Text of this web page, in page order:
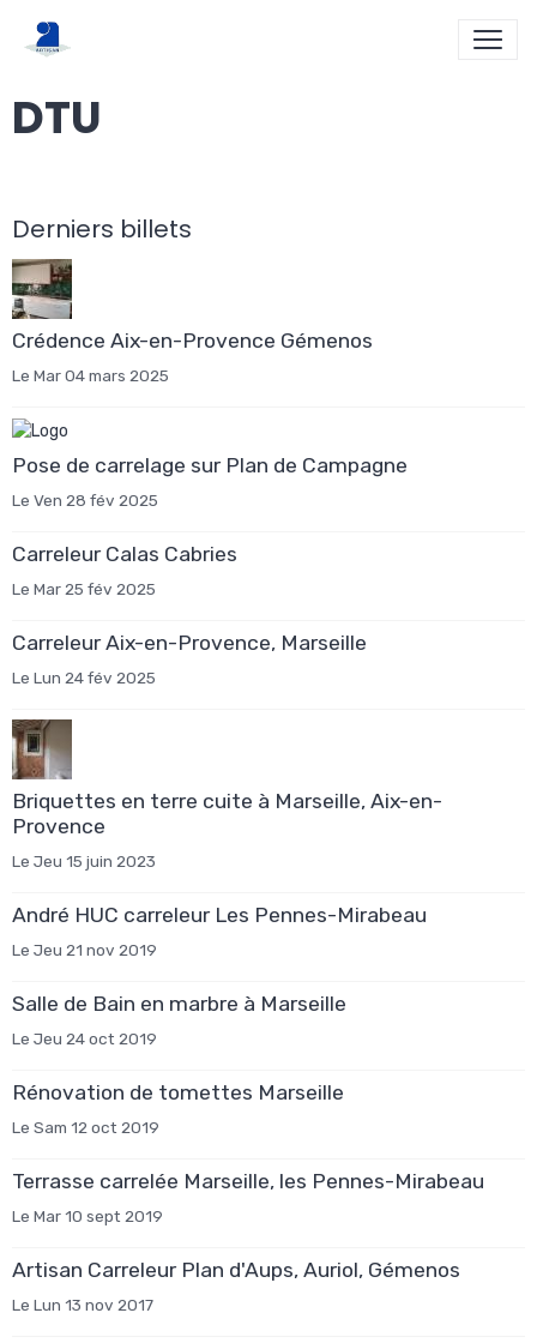
DTU
Derniers billets
Crédence Aix-en-Provence Gémenos
Le Mar 04 mars 2025
Pose de carrelage sur Plan de Campagne
Le Ven 28 fév 2025
Carreleur Calas Cabries
Le Mar 25 fév 2025
Carreleur Aix-en-Provence, Marseille
Le Lun 24 fév 2025
Briquettes en terre cuite à Marseille, Aix-en-
Provence
Le Jeu 15 juin 2023
André HUC carreleur Les Pennes-Mirabeau
Le Jeu 21 nov 2019
Salle de Bain en marbre à Marseille
Le Jeu 24 oct 2019
Rénovation de tomettes Marseille
Le Sam 12 oct 2019
Terrasse carrelée Marseille, les Pennes-Mirabeau
Le Mar 10 sept 2019
Artisan Carreleur Plan d'Aups, Auriol, Gémenos
Le Lun 13 nov 2017